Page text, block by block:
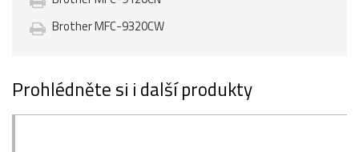
Brother MFC-9320CW
Prohlédněte si i další produkty